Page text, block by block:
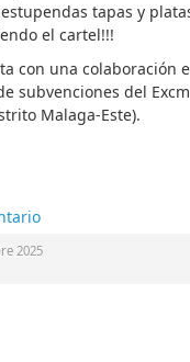
tapas y
el cartel!!!
con una colaboración
subvenciones del
Malaga-Este).
2025